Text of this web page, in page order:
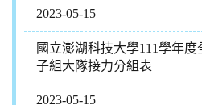
2023-05-15
國立澎湖科技大學111學年
子組大隊接力分組表
2023-05-15